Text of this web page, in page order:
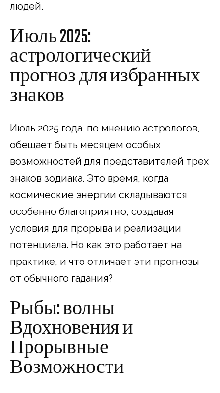
людей.
Июль 2025:
астрологический
прогноз для избранных
знаков
Июль 2025 года, по мнению астрологов,
обещает быть месяцем особых
возможностей для представителей трех
знаков зодиака. Это время, когда
космические энергии складываются
особенно благоприятно, создавая
условия для прорыва и реализации
потенциала. Но как это работает на
практике, и что отличает эти прогнозы
от обычного гадания?
Рыбы: волны
Вдохновения и
Прорывные
Возможности